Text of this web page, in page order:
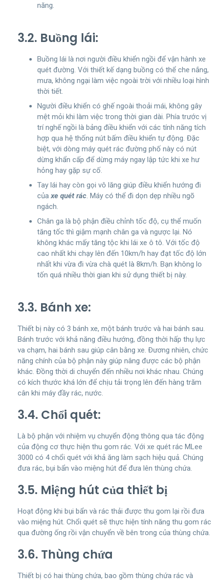
năng.
3.2. Buồng lái:
Buồng lái là nơi người điều khiển ngồi để vận hành xe
quét đường. Với thiết kế dạng buồng có thể che nắng,
mưa, không ngại làm việc ngoài trời với nhiều loại hình
thời tiết.
Người điều khiển có ghế ngoài thoải mái, không gây
mệt mỏi khi làm việc trong thời gian dài. Phía trước vị
trí nghế ngồi là bảng điều khiển với các tính năng tích
hợp qua hệ thống nút bấm điều khiển tự động. Đặc
biệt, với dòng máy quét rác đường phố này có nút
dừng khẩn cấp để dừng máy ngay lập tức khi xe hư
hỏng hay gặp sự cố.
Tay lái hay còn gọi vô lăng giúp điều khiển hướng đi
củaxe quét rác. Máy có thể đi dọn dẹp nhiều ngõ
ngách.
Chân ga là bộ phận điều chỉnh tốc độ, cụ thể muốn
tăng tốc thì giậm mạnh chân ga và ngược lại. Nó
không khác mấy tăng tộc khi lái xe ô tô. Với tốc độ
cao nhất khi chạy lên đến 10km/h hay đạt tốc độ lớn
nhất khi vừa đi vừa chà quét là 8km/h. Bạn không lo
tốn quá nhiều thời gian khi sử dụng thiết bị này.
3.3. Bánh xe:
Thiết bị này có 3 bánh xe, một bánh trước và hai bánh sau.
Bánh trước với khả năng điều hướng, đồng thời hấp thụ lực
va chạm, hai bánh sau giúp cân bằng xe. Đương nhiên, chức
năng chính của bộ phận này giúp nâng được các bộ phận
khác. Đồng thời di chuyển đến nhiều nơi khác nhau. Chúng
có kích thước khá lớn để chịu tải trọng lên đến hàng trăm
cân khi máy đầy rác, nước.
3.4. Chổi quét:
Là bộ phận với nhiệm vụ chuyển động thông qua tác động
của động cơ thực hiện thu gom rác. Với xe quét rác MLee
3000 có 4 chổi quét với khả ăng làm sạch hiệu quả. Chúng
đưa rác, bụi bẩn vào miệng hút để đưa lên thùng chứa.
3.5. Miệng hút của thiết bị
Hoạt động khi bụi bẩn và rác thải được thu gom lại rồi đưa
vào miệng hút. Chổi quét sẽ thực hiện tính năng thu gom rác
qua đường ống rồi vận chuyển về bên trong của thùng chứa.
3.6. Thùng chứa
Thiết bị có hai thùng chứa, bao gồm thùng chứa rác và